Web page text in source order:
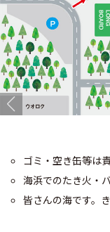
ゴミ・空き缶等は
海浜でのたき火・
皆さんの海です。